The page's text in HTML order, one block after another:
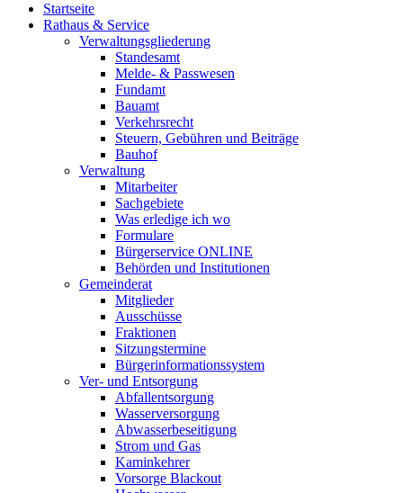
Startseite
Rathaus & Service
Verwaltungsgliederung
Standesamt
Melde- & Passwesen
Fundamt
Bauamt
Verkehrsrecht
Steuern, Gebühren und Beiträge
Bauhof
Verwaltung
Mitarbeiter
Sachgebiete
Was erledige ich wo
Formulare
Bürgerservice ONLINE
Behörden und Institutionen
Gemeinderat
Mitglieder
Ausschüsse
Fraktionen
Sitzungstermine
Bürgerinformationssystem
Ver- und Entsorgung
Abfallentsorgung
Wasserversorgung
Abwasserbeseitigung
Strom und Gas
Kaminkehrer
Vorsorge Blackout